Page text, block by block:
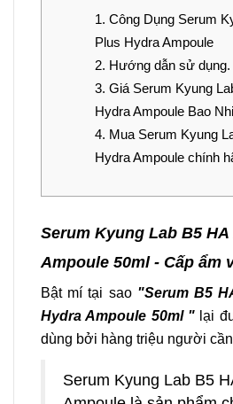
1. Công Dụng Serum
Plus Hydra Ampoule
2. Hướng dẫn sử dụng.
3. Giá Serum Kyung
Hydra Ampoule Bao
4. Mua Serum Kyung
Hydra Ampoule chính
Serum Kyung Lab B5
Ampoule 50ml - Cấp ẩm
Bật mí tại sao "Serum B5
Hydra Ampoule 50ml " lại
dùng bởi hàng triệu người
Serum Kyung Lab B5